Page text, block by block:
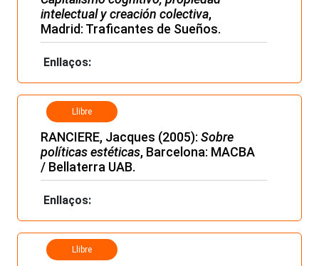
intelectual y creación colectiva,
Madrid: Traficantes de Sueños.
Enllaços:
Llibre
RANCIERE, Jacques (2005): Sobre
políticas estéticas, Barcelona: MACBA
/ Bellaterra UAB.
Enllaços:
Llibre